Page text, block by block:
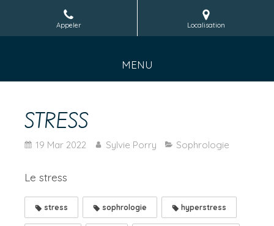
Appeler Localisation
MENU
STRESS
19 Mar 2022 Sylvie Porry Sophrologie
Le stress
stress sophrologie hyperstress